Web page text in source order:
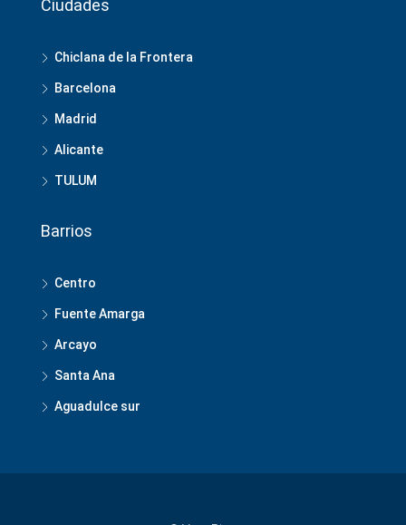
Ciudades
Chiclana de la Frontera
Barcelona
Madrid
Alicante
TULUM
Barrios
Centro
Fuente Amarga
Arcayo
Santa Ana
Aguadulce sur